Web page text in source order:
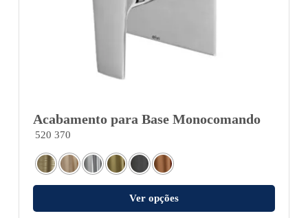
Acabamento para Base Monocomando
520 370
Ver opções